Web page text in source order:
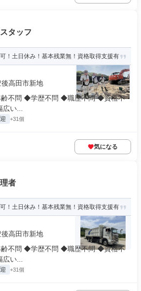
タッフ
！土日休み！基本残業無！資格取得支援有
高田市新地
不問 ◆学歴不問 ◆職歴不問 ◆資格不
い...
+31個
気になる
者
！土日休み！基本残業無！資格取得支援有
高田市新地
不問 ◆学歴不問 ◆職歴不問 ◆資格不
い...
+31個